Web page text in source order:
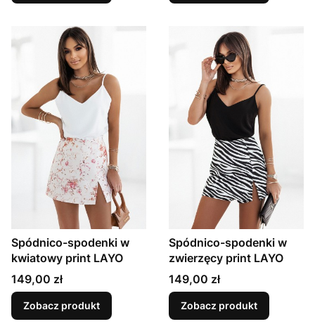
Spódnico-spodenki w
kwiatowy print LAYO
Cena
149,00 zł
Zobacz produkt
Spódnico-spodenki w
zwierzęcy print LAYO
Cena
149,00 zł
Zobacz produkt